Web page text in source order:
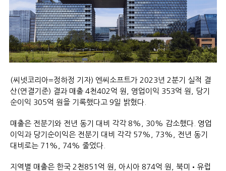
(씨넷코리아=정하정 기자) 엔씨소프트가 2023년 2분기 실적 결
산(연결기준) 결과 매출 4천402억 원, 영업이익 353억 원, 당기
순이익 305억 원을 기록했다고 9일 밝혔다.
매출은 전분기와 전년 동기 대비 각각 8%, 30% 감소했다. 영업
이익과 당기순이익은 전분기 대비 각각 57%, 73%, 전년 동기
대비로는 71%, 74% 줄었다.
지역별 매출은 한국 2천851억 원, 아시아 874억 원, 북미•유럽